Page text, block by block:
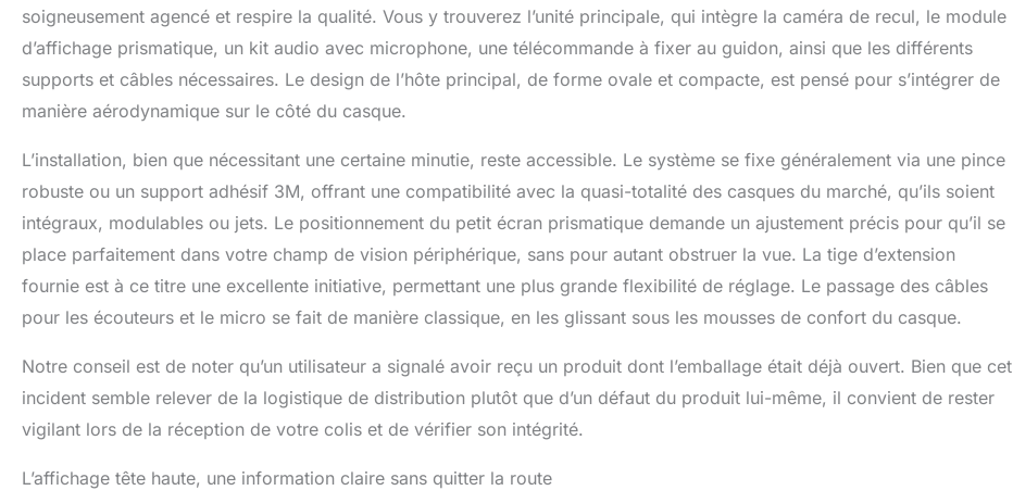
sans fil dans les zones avec de nombreux obstacles ou sans réseau. 【Caméra de
derrière et autour de vous, réduisant les angles morts et améliorant la sécurité.
soigneusement agencé et respire la qualité. Vous y trouverez l’unité principale, qui intègre la caméra de recul, le module
d’affichage prismatique, un kit audio avec microphone, une télécommande à fixer au guidon, ainsi que les différents
supports et câbles nécessaires. Le design de l’hôte principal, de forme ovale et compacte, est pensé pour s’intégrer de
manière aérodynamique sur le côté du casque.
L’installation, bien que nécessitant une certaine minutie, reste accessible. Le système se fixe généralement via une pince
robuste ou un support adhésif 3M, offrant une compatibilité avec la quasi-totalité des casques du marché, qu’ils soient
intégraux, modulables ou jets. Le positionnement du petit écran prismatique demande un ajustement précis pour qu’il se
place parfaitement dans votre champ de vision périphérique, sans pour autant obstruer la vue. La tige d’extension
fournie est à ce titre une excellente initiative, permettant une plus grande flexibilité de réglage. Le passage des câbles
pour les écouteurs et le micro se fait de manière classique, en les glissant sous les mousses de confort du casque.
Notre conseil est de noter qu’un utilisateur a signalé avoir reçu un produit dont l’emballage était déjà ouvert. Bien que cet
incident semble relever de la logistique de distribution plutôt que d’un défaut du produit lui-même, il convient de rester
vigilant lors de la réception de votre colis et de vérifier son intégrité.
L’affichage tête haute, une information claire sans quitter la route